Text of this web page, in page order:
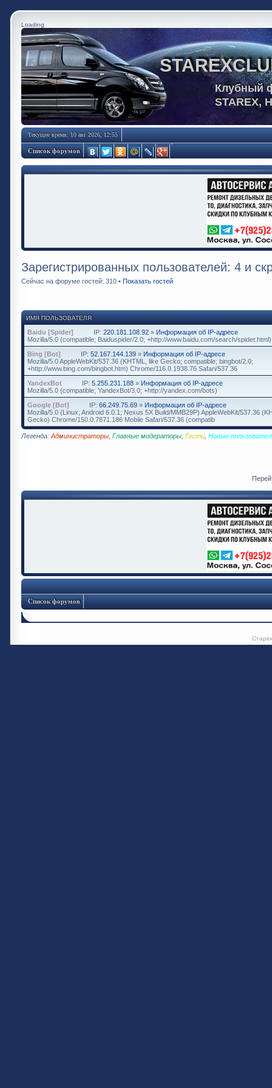
Loading
Клубный
STAREX,
Текущее время: 10 авг 2026, 12:55
Список форумов
Зарегистрированных пользователей: 4 и
Сейчас на форуме гостей: 310 • Показать гостей
ИМЯ ПОЛЬЗОВАТЕЛЯ
Baidu [Spider] IP: 220.181.108.92 » Информация об IP-адресе
Mozilla/5.0 (compatible; Baiduspider/2.0; +http://www.baidu.com/search/spider.html)
Bing [Bot]
IP: 52.167.144.139 » Информация об IP-адресе
Mozilla/5.0 AppleWebKit/537.36 (KHTML, like Gecko; compatible; bingbot/2.0;
+http://www.bing.com/bingbot.htm) Chrome/116.0.1938.76 Safari/537.36
YandexBot
IP: 5.255.231.188 » Информация об IP-адресе
Mozilla/5.0 (compatible; YandexBot/3.0; +http://yandex.com/bots)
Google [Bot]
IP: 66.249.75.69 » Информация об IP-адресе
Mozilla/5.0 (Linux; Android 6.0.1; Nexus 5X Build/MMB29P) AppleWebKit/537.36
Gecko) Chrome/150.0.7871.186 Mobile Safari/537.36 (compatib
Легенда: Администраторы Главные модераторы Гости Новые
Список форумов